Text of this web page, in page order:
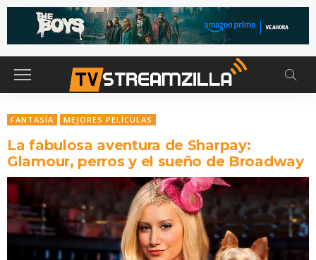
FANTASÍA MEJORES PELÍCULAS
La fabulosa aventura de Sharpay:
Glamour, perros y el sueño de Broadway